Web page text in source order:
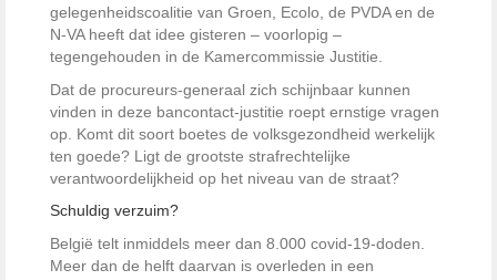
gelegenheidscoalitie van Groen, Ecolo, de PVDA en de
N-VA heeft dat idee gisteren – voorlopig –
tegengehouden in de Kamercommissie Justitie.
Dat de procureurs-generaal zich schijnbaar kunnen
vinden in deze bancontact-justitie roept ernstige vragen
op. Komt dit soort boetes de volksgezondheid werkelijk
ten goede? Ligt de grootste strafrechtelijke
verantwoordelijkheid op het niveau van de straat?
Schuldig verzuim?
België telt inmiddels meer dan 8.000 covid-19-doden.
Meer dan de helft daarvan is overleden in een